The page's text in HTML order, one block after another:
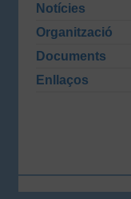
Notícies
Organització
Documents
Enllaços